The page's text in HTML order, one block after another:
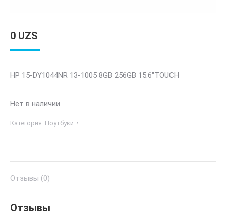
0 UZS
HP 15-DY1044NR 13-1005 8GB 256GB 15.6″TOUCH
Нет в наличии
Категория: Ноутбуки
Отзывы (0)
Отзывы